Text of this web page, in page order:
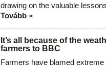
drawing on the valuable
Tovább »
It’s all because of the
farmers to BBC
Farmers have blamed extreme